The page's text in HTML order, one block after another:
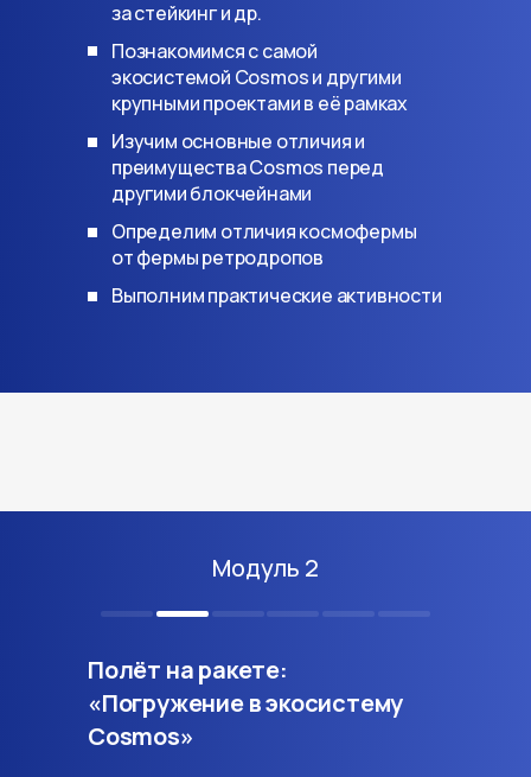
Изучим основные отличия и
преимущества Cosmos перед
другими блокчейнами
Определим отличия космофермы
от фермы ретродропов
за стейкинг и др.
Познакомимся с самой
экосистемой Cosmos и другими
крупными проектами в её рамках
Выполним практические активности
Модуль 2
Полёт на ракете:
«Погружение в экосистему
Cosmos»